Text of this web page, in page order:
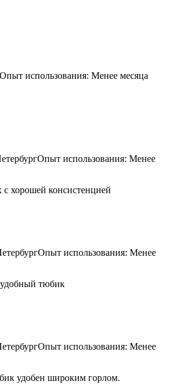
Опыт использования: Менее месяца
Опыт использования: Менее
хорошей консистенцией
Опыт использования: Менее
тюбик
Опыт использования: Менее
удобен широким горлом.